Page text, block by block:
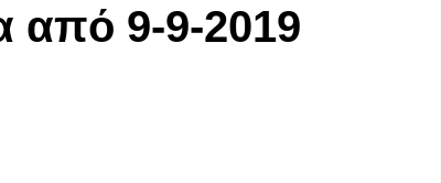
από 9-9-2019